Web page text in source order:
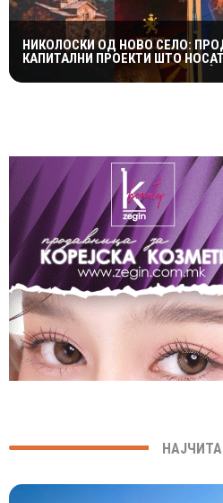
НИКОЛОСКИ ОД НОВО СЕЛО:
КАПИТАЛНИ ПРОЕКТИ ШТО
ПОКВАЛИТЕТЕН ЖИВОТ ЗА